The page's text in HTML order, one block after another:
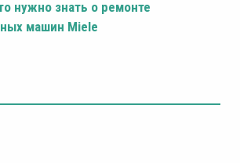
нужно знать о ремонте
машин Miele